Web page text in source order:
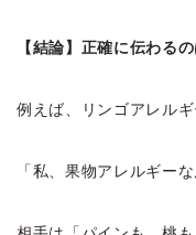
【結論】正確に伝わる
例えば、リンゴアレル
「私、果物アレルギー